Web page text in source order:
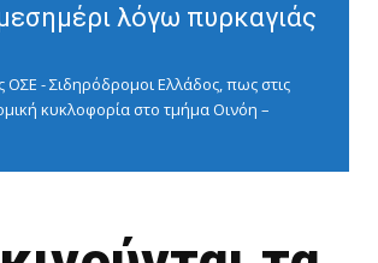
λόγω πυρκαγιάς
- Σιδηρόδρομοι Ελλάδος, πως στις
κυκλοφορία στο τμήμα Οινόη –